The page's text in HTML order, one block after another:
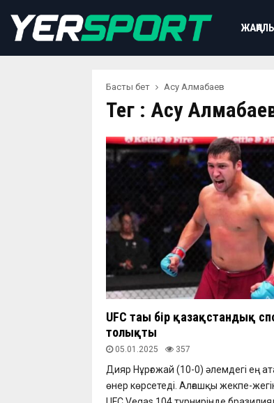
Басты бет Асу Алмабаев
Тег : Асу
UFC тағы бір қазақстандық
толықты
05.01.2025 357
Дияр Нұрғожай (10-0) әлемдегі ең
өнер көрсетеді. Алғашқы жекпе-